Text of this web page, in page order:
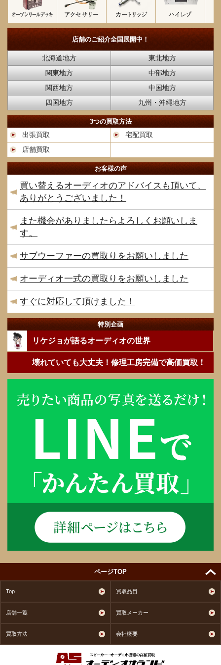
店舗のご紹介全国展開中！
北海道地方
東北地方
関東地方
中部地方
関西地方
中国地方
四国地方
九州・沖縄地方
3つの買取方法
出張買取
宅配買取
店舗買取
お客様の声
買い替えるオーディオのアドバイスも頂いて、
ありがとうございました！
また機会がありましたらよろしくお願いしま
す。
サブウーファーの買取りをお願いしました
オーディオ一式の買取りをお願いしました
すぐに対応して頂けました！
特別企画
リケジョが語るオーディオの世界
壊れていても大丈夫！修理工房完備で高価買取！
ページTOP
Top 買取品目
店舗一覧 買取メーカー
買取方法 会社概要